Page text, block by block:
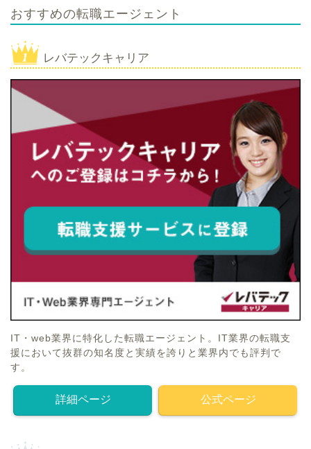
おすすめの転職エージェント
レバテックキャリア
IT・web業界に特化した転職エージェント。IT業界の転職支
援において抜群の知名度と実績を誇りと業界内でも評判で
す。
詳細ページ 公式ページ